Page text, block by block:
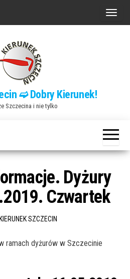
P
n
a
w
➫ Dobry Kierunek!
Szczecina i nie tylko
Dyżury
Czwartek
KIERUNEK SZCZECIN
ramach dyżurów w Szczecinie